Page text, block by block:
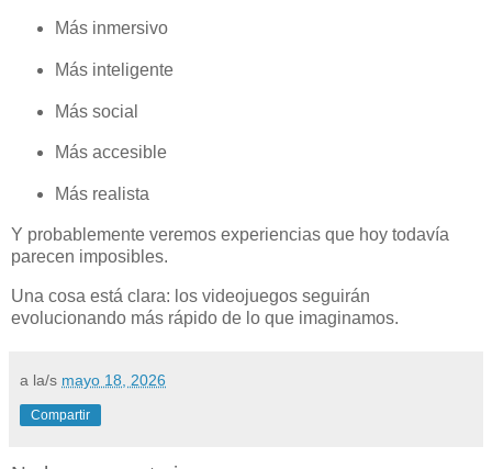
Más inmersivo
Más inteligente
Más social
Más accesible
Más realista
Y probablemente veremos experiencias que hoy todavía
parecen imposibles.
Una cosa está clara: los videojuegos seguirán
evolucionando más rápido de lo que imaginamos.
a la/s mayo 18, 2026
Compartir